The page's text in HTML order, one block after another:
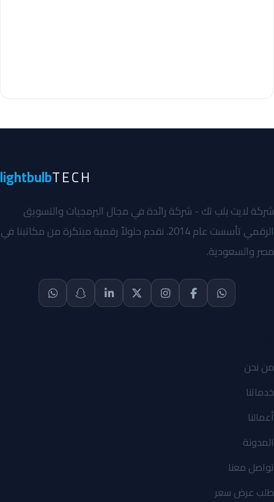
lightbulbTECH
شركة لايت بلب تك - شركة رائدة في مجال البرمجيات والتسويق
الرقمي تأسست عام 2014. نقدم حلولاً رقمية مبتكرة من مكاتبنا في
مصر والسعودية.
من نحن
خدماتنا
أعمالنا
المدونة
تواصل معنا
طلب عرض سعر